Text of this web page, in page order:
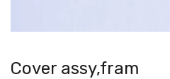
Cover assy,fram